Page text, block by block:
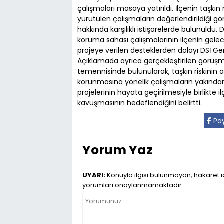
çalışmaları masaya yatırıldı. İlçenin
yürütülen çalışmaların değerlendirildiği
hakkında karşılıklı istişarelerde
koruma sahası çalışmalarının ilçenin
projeye verilen desteklerden dolayı DSİ
Açıklamada ayrıca gerçekleştirilen
temennisinde bulunularak, taşkın riskinin
korunmasına yönelik çalışmaların
projelerinin hayata geçirilmesiyle birlikte
kavuşmasının hedeflendiğini belirtti.
Yorum Yaz
UYARI:Konuyla ilgisi bulunmayan, hakaret
yorumları onaylanmamaktadır.